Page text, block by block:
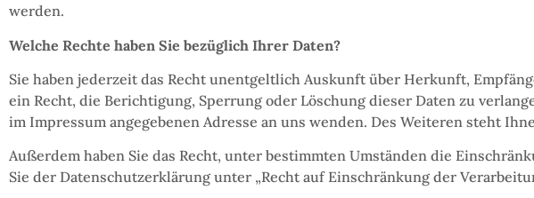
werden.
Welche Rechte haben Sie bezüglich Ihrer Daten?
Sie haben jederzeit das Recht unentgeltlich Auskunft über Herkunft,
ein Recht, die Berichtigung, Sperrung oder Löschung dieser Daten zu
im Impressum angegebenen Adresse an uns wenden. Des Weiteren steht
Außerdem haben Sie das Recht, unter bestimmten Umständen die
Sie der Datenschutzerklärung unter „Recht auf Einschränkung der